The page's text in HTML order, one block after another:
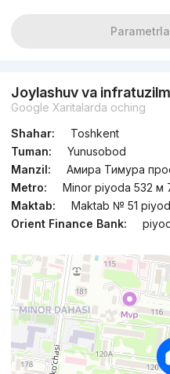
Joylashuv va
Google Xaritalarda oching
Shahar:
Toshkent
Tuman:
Yunusobod
Manzil:
Амира Тимура
Metro:
Minor piyoda 532 м
Maktab:
Maktab № 51
Orient Finance Bank: